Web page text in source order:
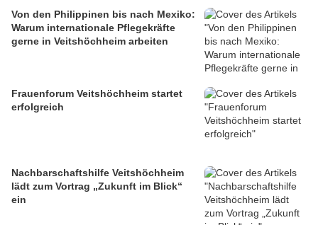
Von den Philippinen bis nach Mexiko:
Warum internationale Pflegekräfte
gerne in Veitshöchheim arbeiten
Frauenforum Veitshöchheim startet
erfolgreich
Nachbarschaftshilfe Veitshöchheim
lädt zum Vortrag „Zukunft im Blick“
ein